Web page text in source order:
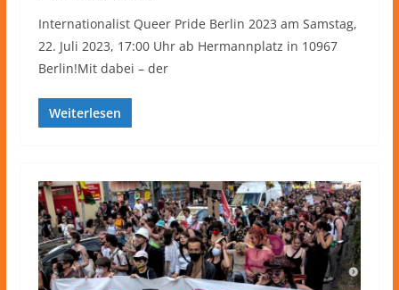
Internationalist Queer Pride Berlin 2023 am Samstag,
22. Juli 2023, 17:00 Uhr ab Hermannplatz in 10967
Berlin!Mit dabei – der
Weiterlesen